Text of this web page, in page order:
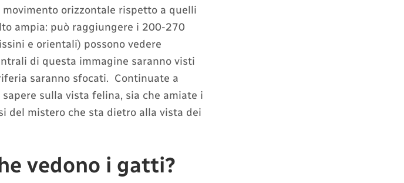
orizzontale rispetto a quelli
ampia: può raggiungere i 200-270
e orientali) possono vedere
di questa immagine saranno visti
saranno sfocati. Continuate a
sulla vista felina, sia che amiate i
del mistero che sta dietro alla vista dei
vedono i gatti?